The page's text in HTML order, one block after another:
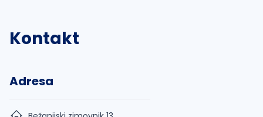
Kontakt
Adresa